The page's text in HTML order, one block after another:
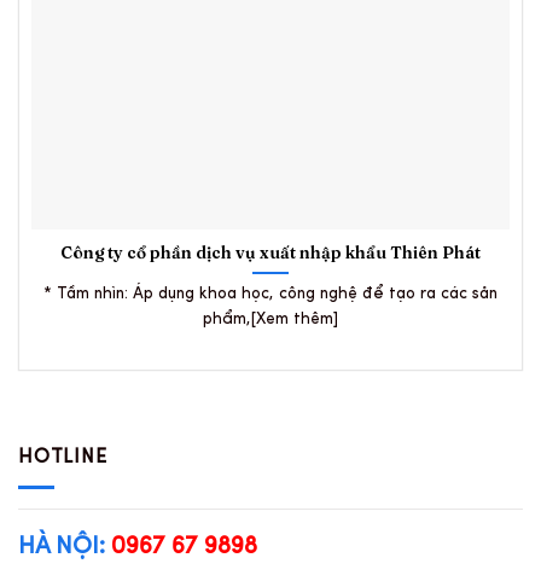
HOTLINE
HÀ NỘI: 0967 67 9898
Công ty cổ phần dịch vụ xuất nhập khẩu Thiên Phát
* Tầm nhìn: Áp dụng khoa học, công nghệ để tạo ra các sản
phẩm,[Xem thêm]